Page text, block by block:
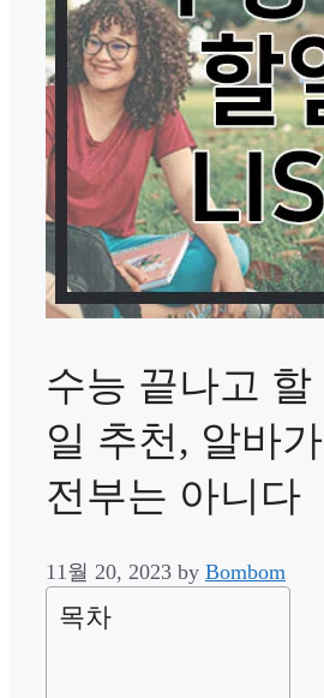
수능 끝나고 할
일 추천, 알바가
전부는 아니다
11월 20, 2023 by Bombom
목차